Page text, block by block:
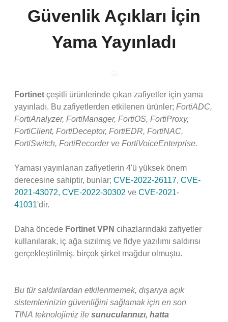
Güvenlik Açıkları İçin
Yama Yayınladı
Fortinet çeşitli ürünlerinde çıkan zafiyetler için yama
yayınladı. Bu zafiyetlerden etkilenen ürünler; FortiADC,
FortiAnalyzer, FortiManager, FortiOS, FortiProxy,
FortiClient, FortiDeceptor, FortiEDR, FortiNAC,
FortiSwitch, FortiRecorder ve FortiVoiceEnterprise.
Yaması yayınlanan zafiyetlerin 4'ü yüksek önem
derecesine sahiptir, bunlar; CVE-2022-26117, CVE-
2021-43072, CVE-2022-30302 ve CVE-2021-
41031'dir.
Daha öncede Fortinet VPN cihazlarındaki zafiyetler
kullanılarak, iç ağa sızılmış ve fidye yazılımı saldırısı
gerçekleştirilmiş, birçok şirket mağdur olmuştu.
Bu tür saldırılardan etkilenmemek, dışarıya açık
sistemlerinizin güvenliğini sağlamak için en son
TINA teknolojimiz ile sunucularınızı, hatta